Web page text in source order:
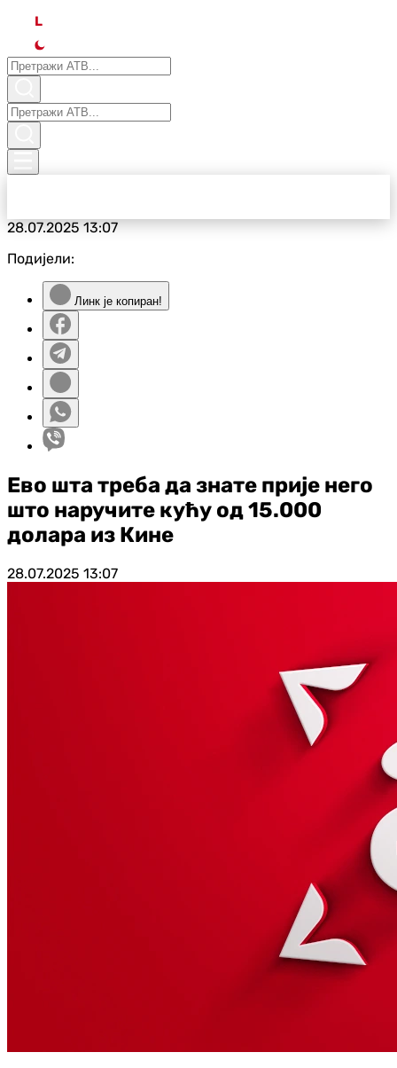
L
28.07.202513:07
Подијели:
Линк је копиран!
Ево шта треба да знате прије него
што наручите кућу од 15.000
долара из Кине
28.07.2025 13:07